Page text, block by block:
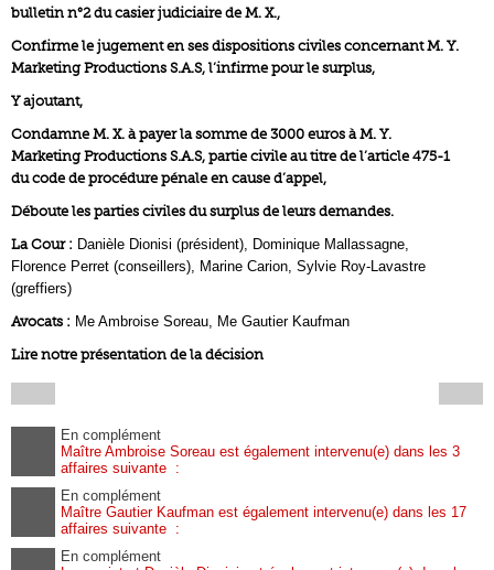
bulletin n°2 du casier judiciaire de M. X.,
Confirme le jugement en ses dispositions civiles concernant M. Y.
Marketing Productions S.A.S, l’infirme pour le surplus,
Y ajoutant,
Condamne M. X. à payer la somme de 3000 euros à M. Y.
Marketing Productions S.A.S, partie civile au titre de l’article 475-1
du code de procédure pénale en cause d’appel,
Déboute les parties civiles du surplus de leurs demandes.
La Cour : Danièle Dionisi (président), Dominique Mallassagne,
Florence Perret (conseillers), Marine Carion, Sylvie Roy-Lavastre
(greffiers)
Avocats : Me Ambroise Soreau, Me Gautier Kaufman
Lire notre présentation de la décision
En complément
Maître Ambroise Soreau est également intervenu(e) dans les 3
affaires suivante :
En complément
Maître Gautier Kaufman est également intervenu(e) dans les 17
affaires suivante :
En complément